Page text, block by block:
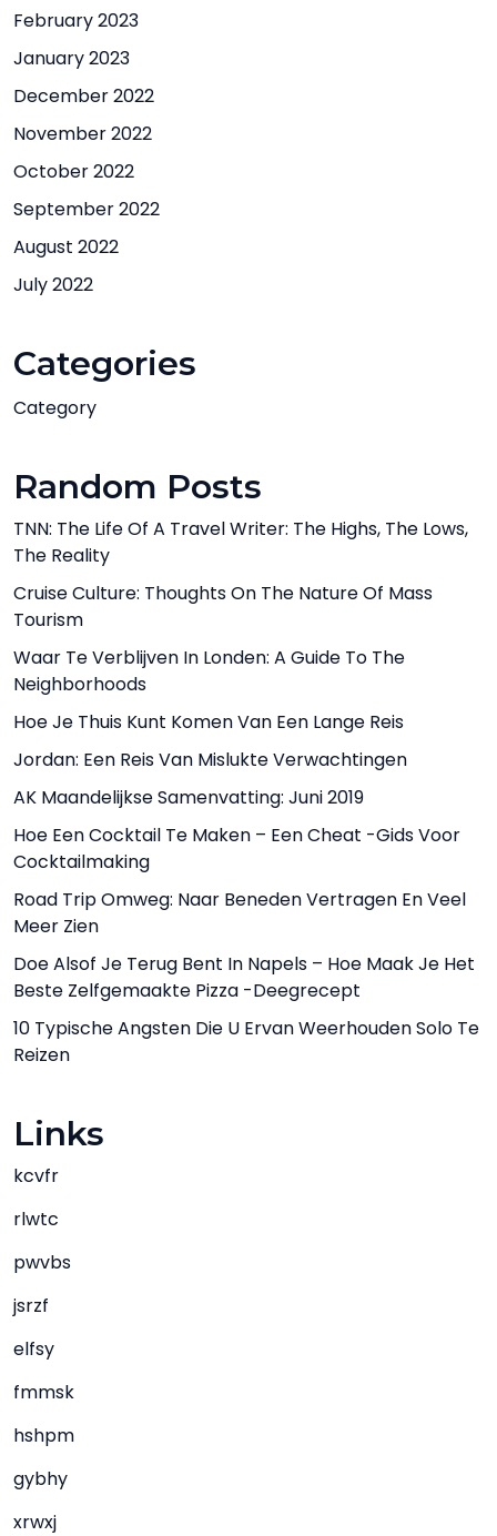
February 2023
January 2023
December 2022
November 2022
October 2022
September 2022
August 2022
July 2022
Categories
Category
Random Posts
TNN: The Life Of A Travel Writer: The Highs, The Lows,
The Reality
Cruise Culture: Thoughts On The Nature Of Mass
Tourism
Waar Te Verblijven In Londen: A Guide To The
Neighborhoods
Hoe Je Thuis Kunt Komen Van Een Lange Reis
Jordan: Een Reis Van Mislukte Verwachtingen
AK Maandelijkse Samenvatting: Juni 2019
Hoe Een Cocktail Te Maken – Een Cheat -gids Voor
Cocktailmaking
Road Trip Omweg: Naar Beneden Vertragen En Veel
Meer Zien
Doe Alsof Je Terug Bent In Napels – Hoe Maak Je Het
Beste Zelfgemaakte Pizza -deegrecept
10 Typische Angsten Die U Ervan Weerhouden Solo Te
Reizen
Links
kcvfr
rlwtc
pwvbs
jsrzf
elfsy
fmmsk
hshpm
gybhy
xrwxj